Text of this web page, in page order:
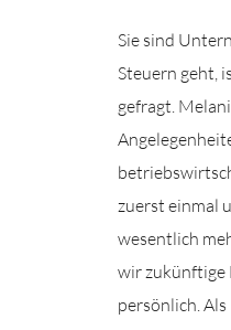
Sie sind
Steuern geht,
gefragt.
zuerst einmal
wesentlich
wir zukünftige
persönlich.